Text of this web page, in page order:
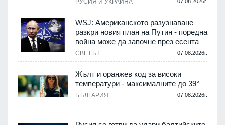
РУСИЯ И УКРАЙНА 07.08.2026г.
WSJ: Американското разузнаване
разкри новия план на Путин - поредна
война може да започне през есента
СВЕТЪТ 07.08.2026г.
Жълт и оранжев код за високи
температури - максималните до 39°
БЪЛГАРИЯ 07.08.2026г.